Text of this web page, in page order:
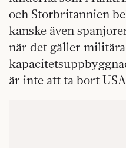
och Storbritannien
kanske även
när det gäller
är inte att ta bort